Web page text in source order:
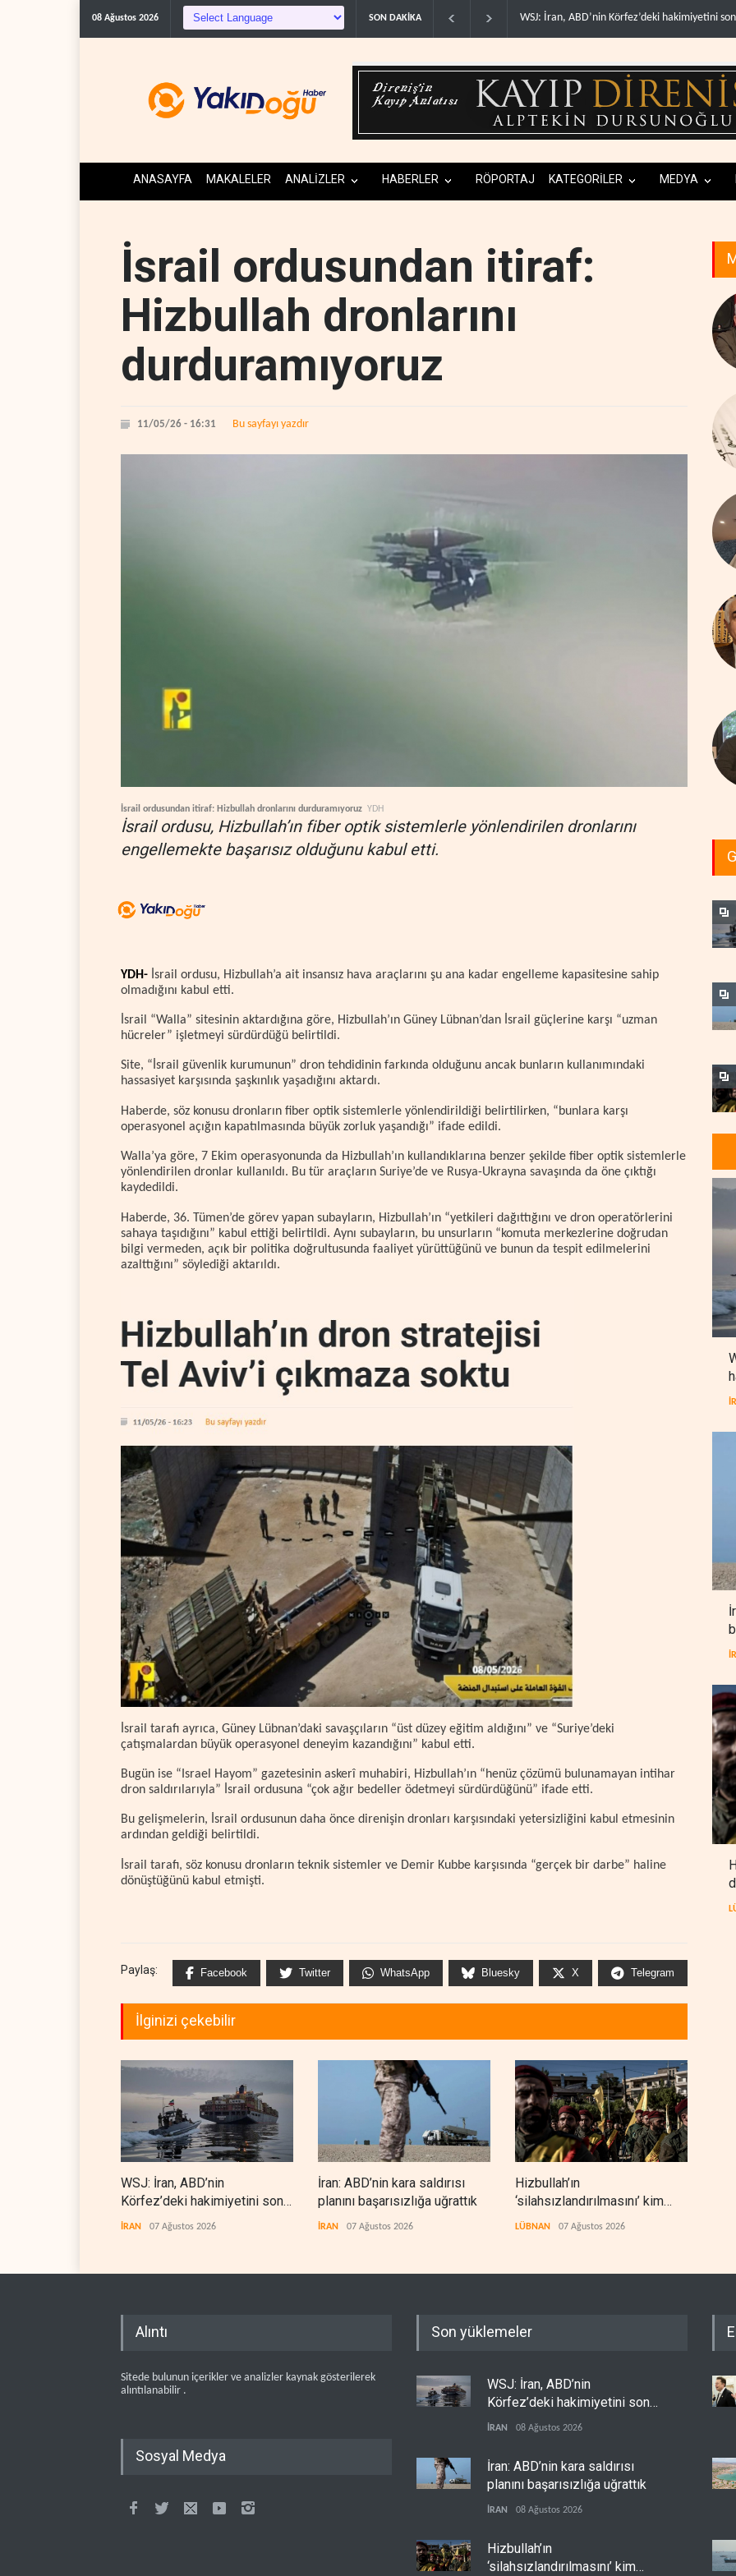
08 Ağustos 2026 SON DAKİKA
WSJ: İran, ABD’nin Körfez’deki hakimiyetini sona erdir.. İran: ABD’nin kara saldırısı planını
ANASAYFA MAKALELER ANALİZLER HABERLER RÖPORTAJ KATEGORİLER MEDYA
İsrail ordusundan itiraf:
Hizbullah dronlarını
durduramıyoruz
11/05/26 - 16:31 Bu sayfayı yazdır
İsrail ordusundan itiraf: Hizbullah dronlarını durduramıyoruz YDH
İsrail ordusu, Hizbullah’ın fiber optik sistemlerle yönlendirilen dronlarını
engellemekte başarısız olduğunu kabul etti.
YDH- İsrail ordusu, Hizbullah’a ait insansız hava araçlarını şu ana kadar engelleme kapasitesine sahip
olmadığını kabul etti.
İsrail “Walla” sitesinin aktardığına göre, Hizbullah’ın Güney Lübnan’dan İsrail güçlerine karşı “uzman
hücreler” işletmeyi sürdürdüğü belirtildi.
Site, “İsrail güvenlik kurumunun” dron tehdidinin farkında olduğunu ancak bunların kullanımındaki
hassasiyet karşısında şaşkınlık yaşadığını aktardı.
Haberde, söz konusu dronların fiber optik sistemlerle yönlendirildiği belirtilirken, “bunlara karşı
operasyonel açığın kapatılmasında büyük zorluk yaşandığı” ifade edildi.
Walla’ya göre, 7 Ekim operasyonunda da Hizbullah’ın kullandıklarına benzer şekilde fiber optik sistemlerle
yönlendirilen dronlar kullanıldı. Bu tür araçların Suriye’de ve Rusya-Ukrayna savaşında da öne çıktığı
kaydedildi.
Haberde, 36. Tümen’de görev yapan subayların, Hizbullah’ın “yetkileri dağıttığını ve dron operatörlerini
sahaya taşıdığını” kabul ettiği belirtildi. Aynı subayların, bu unsurların “komuta merkezlerine doğrudan
bilgi vermeden, açık bir politika doğrultusunda faaliyet yürüttüğünü ve bunun da tespit edilmelerini
azalttığını” söylediği aktarıldı.
İsrail tarafı ayrıca, Güney Lübnan’daki savaşçıların “üst düzey eğitim aldığını” ve “Suriye’deki
çatışmalardan büyük operasyonel deneyim kazandığını” kabul etti.
Bugün ise “Israel Hayom” gazetesinin askerî muhabiri, Hizbullah’ın “henüz çözümü bulunamayan intihar
dron saldırılarıyla” İsrail ordusuna “çok ağır bedeller ödetmeyi sürdürdüğünü” ifade etti.
Bu gelişmelerin, İsrail ordusunun daha önce direnişin dronları karşısındaki yetersizliğini kabul etmesinin
ardından geldiği belirtildi.
İsrail tarafı, söz konusu dronların teknik sistemler ve Demir Kubbe karşısında “gerçek bir darbe” haline
dönüştüğünü kabul etmişti.
Paylaş: Facebook Twitter WhatsApp Bluesky X Telegram
İlginizi çekebilir
WSJ: İran, ABD’nin
Körfez’deki hakimiyetini sona
erdiriyor
İRAN 07 Ağustos 2026
İran: ABD’nin kara saldırısı
planını başarısızlığa uğrattık
İRAN 07 Ağustos 2026
Hizbullah’ın
‘silahsızlandırılmasını’ kim
denetleyecek?
LÜBNAN 07 Ağustos 2026
Alıntı
Sitede bulunun içerikler ve analizler kaynak gösterilerek
alıntılanabilir .
Sosyal Medya
Son yüklemeler
WSJ: İran, ABD’nin
Körfez’deki hakimiyetini sona
erdiriyor
İRAN 08 Ağustos 2026
İran: ABD’nin kara saldırısı
planını başarısızlığa uğrattık
İRAN 08 Ağustos 2026
Hizbullah’ın
‘silahsızlandırılmasını’ kim